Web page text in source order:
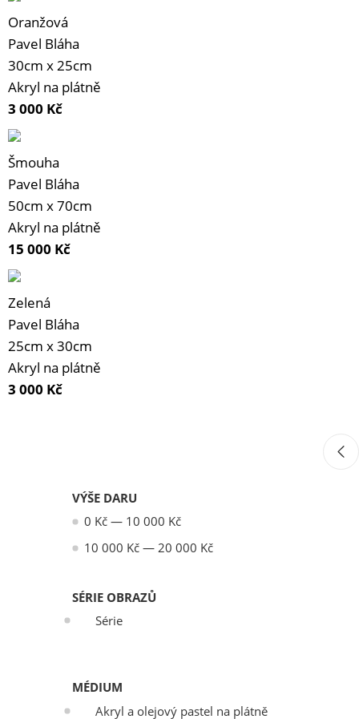
Oranžová
Pavel Bláha
30cm x 25cm
Akryl na plátně
3 000 Kč
Šmouha
Pavel Bláha
50cm x 70cm
Akryl na plátně
15 000 Kč
Zelená
Pavel Bláha
25cm x 30cm
Akryl na plátně
3 000 Kč
VÝŠE DARU
0 Kč — 10 000 Kč
10 000 Kč — 20 000 Kč
SÉRIE OBRAZŮ
Série
MÉDIUM
Akryl a olejový pastel na plátně